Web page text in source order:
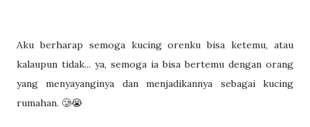
Aku berharap semoga kucing orenku bisa ketemu, atau
kalaupun tidak... ya, semoga ia bisa bertemu dengan orang
yang menyayanginya dan menjadikannya sebagai kucing
rumahan. 🥲😭